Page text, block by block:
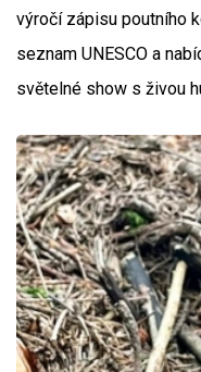
výročí zápisu poutního
seznam UNESCO a
světelné show s živou